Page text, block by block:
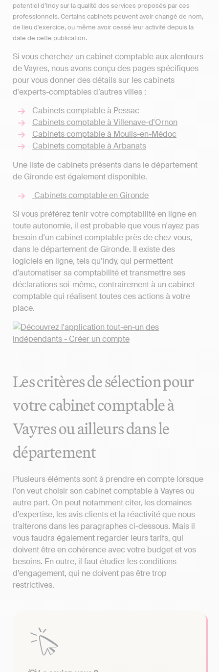
potentiel d’Indy sur la qualité des services proposés par ces
professionnels. Certains cabinets peuvent avoir changé de nom,
de lieu d'exercice, ou même avoir cessé leur activité depuis la
date de cette publication.
Si vous cherchez un cabinet comptable aux alentours
de Vayres, nous avons conçu des pages spécifiques
pour vous donner des détails sur les cabinets
d'experts-comptables d’autres villes :
Cabinets comptable à Pessac
Cabinets comptable à Villenave-d'Ornon
Cabinets comptable à Moulis-en-Médoc
Cabinets comptable à Arbanats
Une liste de cabinets présents dans le département
de Gironde est également disponible.
Cabinets comptable en Gironde
Si vous préférez tenir votre comptabilité en ligne en
toute autonomie, il est probable que vous n'ayez pas
besoin d'un cabinet comptable près de chez vous,
dans le département de Gironde. Il existe des
logiciels en ligne, tels qu’Indy, qui permettent
d’automatiser sa comptabilité et transmettre ses
déclarations soi-même, contrairement à un cabinet
comptable qui réalisent toutes ces actions à votre
place.
Les critères de sélection pour
votre cabinet comptable à
Vayres ou ailleurs dans le
département
Plusieurs éléments sont à prendre en compte lorsque
l’on veut choisir son cabinet comptable à Vayres ou
autre part. On peut notamment citer, les domaines
d’expertise, les avis clients et la réactivité que nous
traiterons dans les paragraphes ci-dessous. Mais il
vous faudra également regarder leurs tarifs, qui
doivent être en cohérence avec votre budget et vos
besoins. En outre, il faut étudier les conditions
d’engagement, qui ne doivent pas être trop
restrictives.